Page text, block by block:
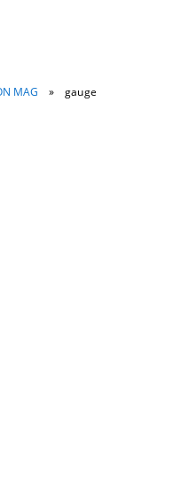
MAG » gauge